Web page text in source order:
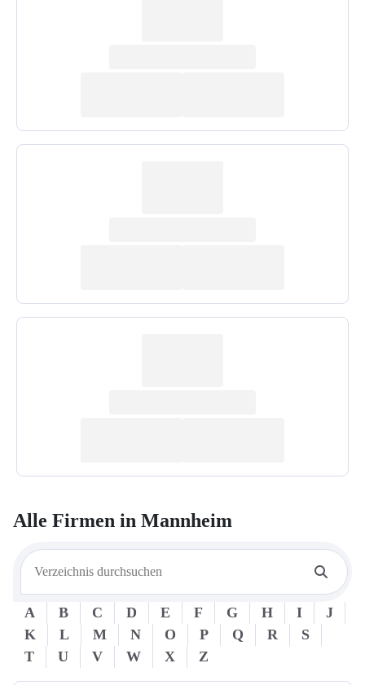
Alle Firmen in Mannheim
A B C D E F G H I
J
K
L M N O P Q R
S
T
U V W X Z